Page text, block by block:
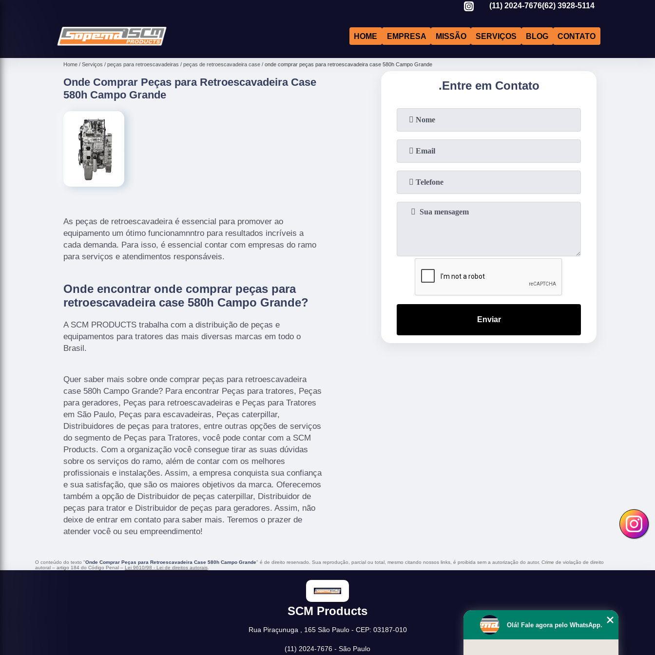
(11) 2024-7676(62) 3928-5114
HOME EMPRESA MISSÃO SERVIÇOS BLOG CONTATO
Home Serviços peças para retroescavadeiras peças de retroescavadeira case onde comprar peças para retroescavadeira case 580h Campo Grande
Onde Comprar Peças para Retroescavadeira Case
580h Campo Grande
As peças de retroescavadeira é essencial para promover ao
equipamento um ótimo funcionamnntro para resultados incríveis a
cada demanda. Para isso, é essencial contar com empresas do ramo
para serviços e atendimentos responsáveis.
Onde encontrar onde comprar peças para
retroescavadeira case 580h Campo Grande?
A SCM PRODUCTS trabalha com a distribuição de peças e
equipamentos para tratores das mais diversas marcas em todo o
Brasil.
Quer saber mais sobre onde comprar peças para retroescavadeira
case 580h Campo Grande? Para encontrar Peças para tratores, Peças
para geradores, Peças para retroescavadeiras e Peças para Tratores
em São Paulo, Peças para escavadeiras, Peças caterpillar,
Distribuidores de peças para tratores, entre outras opções de serviços
do segmento de Peças para Tratores, você pode contar com a SCM
Products. Com a organização você consegue tirar as suas dúvidas
sobre os serviços do ramo, além de contar com os melhores
profissionais e instalações. Assim, a empresa conquista sua confiança
e sua satisfação, que são os maiores objetivos da marca. Oferecemos
também a opção de Distribuidor de peças caterpillar, Distribuidor de
peças para trator e Distribuidor de peças para geradores. Assim, não
deixe de entrar em contato para saber mais. Teremos o prazer de
atender você ou seu empreendimento!
.Entre em Contato
Enviar
O conteúdo do texto "Onde Comprar Peças para Retroescavadeira Case 580h Campo Grande" é de direito reservado. Sua reprodução, parcial ou total, mesmo citando nossos links, é proibida sem a autorização do autor. Crime de violação de direito
autoral – artigo 184 do Código Penal – Lei 9610/98 - Lei de direitos autorais.
SCM Products
Rua Piraçunuga , 165 São Paulo - CEP: 03187-010
(11) 2024-7676 - São Paulo
Olá! Fale agora pelo WhatsApp.